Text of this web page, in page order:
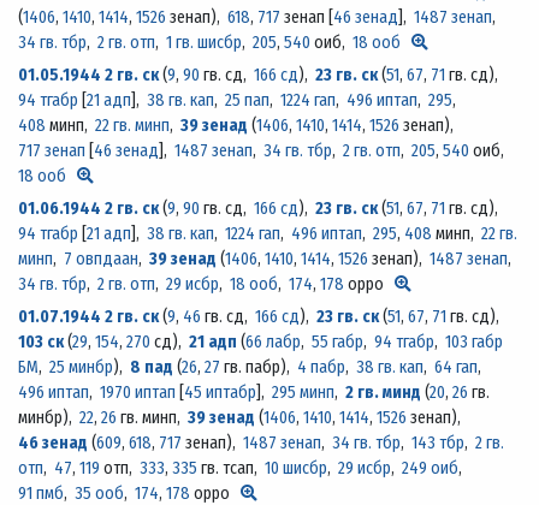
(1406, 1410, 1414, 1526 зенап), 618, 717 зенап [ 46 зенад ], 1487 зенап,
34 гв. тбр, 2 гв. отп, 1 гв. шисбр, 205, 540 оиб, 18 ооб
01.05.1944 2 гв. ск(9,90 гв. сд,166 сд),23 гв. ск(51,67, 71 гв. сд),
94 тгабр 21 адп ], 38 гв. кап, 25 пап, 1224 гап, 496 иптап, 295,
408 минп, 22 гв. минп, 39 зенад (1406, 1410, 1414, 1526 зенап),
717 зенап 46 зенад ], 1487 зенап, 34 гв. тбр, 2 гв. отп, 205, 540 оиб,
18 ооб
01.06.1944 2 гв. ск(9,90 гв. сд,166 сд),23 гв. ск(51,67, 71 гв. сд),
94 тгабр 21 адп ], 38 гв. кап, 1224 гап, 496 иптап, 295, 408 минп, 22 гв.
минп, 7 овпдаан, 39 зенад (1406, 1410, 1414, 1526 зенап), 1487 зенап,
34 гв. тбр, 2 гв. отп, 29 исбр, 18 ооб, 174, 178 орро
01.07.1944 2 гв. ск(9, 46 гв. сд,166 сд),23 гв. ск(51,67, 71 гв. сд),
103 ск(29, 154, 270 сд), 21 адп (66 лабр, 55 габр, 94 тгабр, 103 габр
БМ, 25 минбр), 8 пад (26, 27 гв. пабр), 4 пабр, 38 гв. кап, 64 гап,
496 иптап, 1970 иптап 45 иптабр ], 295 минп, 2 гв. минд (20, 26 гв.
минбр), 22, 26 гв. минп, 39 зенад (1406, 1410, 1414, 1526 зенап),
46 зенад (609, 618, 717 зенап), 1487 зенап, 34 гв. тбр, 143 тбр, 2 гв.
отп, 47, 119 отп, 333, 335 гв. тсап, 10 шисбр, 29 исбр, 249 оиб,
91 пмб, 35 ооб, 174, 178 орро